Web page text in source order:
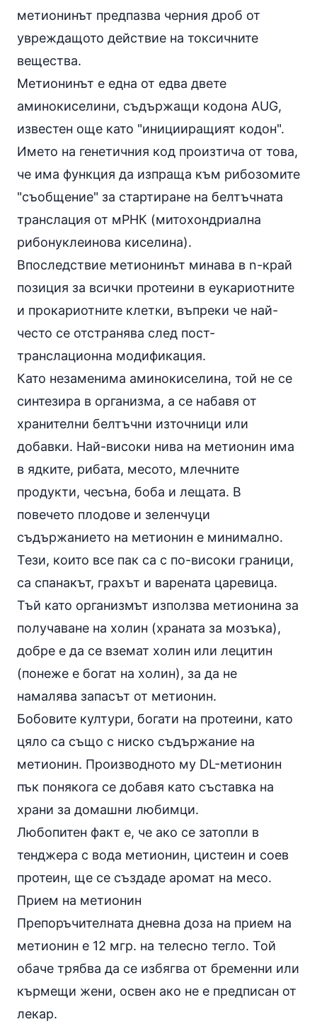
метионинът предпазва черния дроб от
увреждащото действие на токсичните
вещества.
Метионинът е една от едва двете
аминокиселини, съдържащи кодона AUG,
известен още като "иницииращият кодон".
Името на генетичния код произтича от това,
че има функция да изпраща към рибозомите
"съобщение" за стартиране на белтъчната
транслация от мРНК (митохондриална
рибонуклеинова киселина).
Впоследствие метионинът минава в n-край
позиция за всички протеини в еукариотните
и прокариотните клетки, въпреки че най-
често се отстранява след пост-
транслационна модификация.
Като незаменима аминокиселина, той не се
синтезира в организма, а се набавя от
хранителни белтъчни източници или
добавки. Най-високи нива на метионин има
в ядките, рибата, месото, млечните
продукти, чесъна, боба и лещата. В
повечето плодове и зеленчуци
съдържанието на метионин е минимално.
Тези, които все пак са с по-високи граници,
са спанакът, грахът и варената царевица.
Тъй като организмът използва метионина за
получаване на холин (храната за мозъка),
добре е да се вземат холин или лецитин
(понеже е богат на холин), за да не
намалява запасът от метионин.
Бобовите култури, богати на протеини, като
цяло са също с ниско съдържание на
метионин. Производното му DL-метионин
пък понякога се добавя като съставка на
храни за домашни любимци.
Любопитен факт е, че ако се затопли в
тенджера с вода метионин, цистеин и соев
протеин, ще се създаде аромат на месо.
Прием на метионин
Препоръчителната дневна доза на прием на
метионин е 12 мгр. на телесно тегло. Той
обаче трябва да се избягва от бременни или
кърмещи жени, освен ако не е предписан от
лекар.